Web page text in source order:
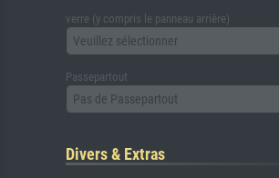
verre (y compris le panneau arrière)
Veuillez sélectionner
Passepartout
Pas de Passepartout
Divers & Extras